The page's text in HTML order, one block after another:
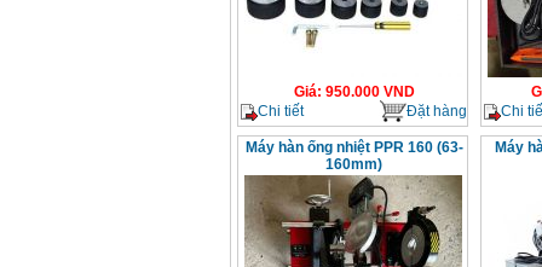
Giá: 950.000VND
Chi tiết
Đặt hàng
Chi
Máy hàn ống nhiệt PPR 160 (63-
160mm)
Máy